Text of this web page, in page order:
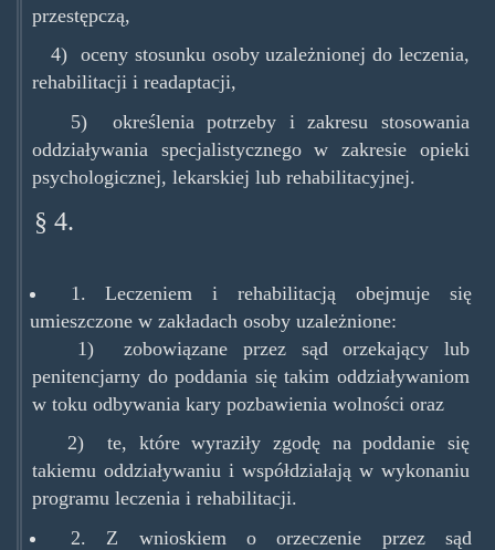
przestępczą,
4) oceny stosunku osoby uzależnionej do leczenia,
rehabilitacji i readaptacji,
5) określenia potrzeby i zakresu stosowania
oddziaływania specjalistycznego w zakresie opieki
psychologicznej, lekarskiej lub rehabilitacyjnej.
§ 4.
1. Leczeniem i rehabilitacją obejmuje się
umieszczone w zakładach osoby uzależnione:
1) zobowiązane przez sąd orzekający lub
penitencjarny do poddania się takim oddziaływaniom
w toku odbywania kary pozbawienia wolności oraz
2) te, które wyraziły zgodę na poddanie się
takiemu oddziaływaniu i współdziałają w wykonaniu
programu leczenia i rehabilitacji.
2. Z wnioskiem o orzeczenie przez sąd